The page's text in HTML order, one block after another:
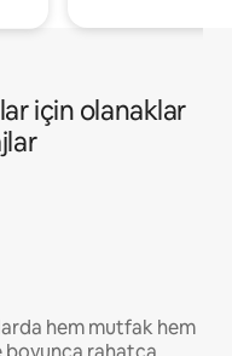
için olanaklar
hem mutfak hem